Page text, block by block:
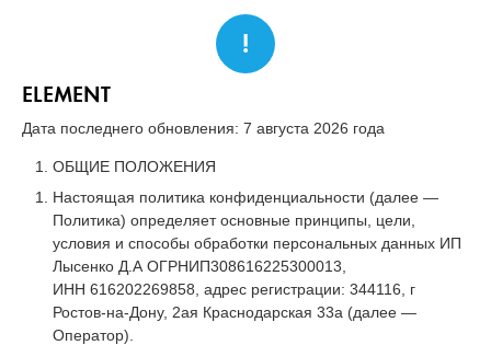
!
ELEMENT
Дата последнего обновления: 7 августа 2026 года
ОБЩИЕ ПОЛОЖЕНИЯ
Настоящая политика конфиденциальности (далее —
Политика) определяет основные принципы, цели,
условия и способы обработки персональных данных ИП
Лысенко Д.А ОГРНИП308616225300013,
ИНН 616202269858, адрес регистрации: 344116, г
Ростов-на-Дону, 2ая Краснодарская 33а (далее —
Оператор).